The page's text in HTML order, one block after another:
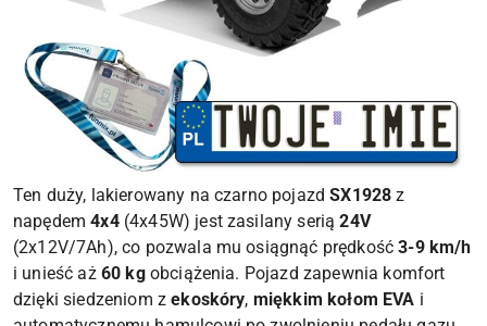
Ten duży, lakierowany na czarno pojazdSX1928 z
napędem4x4(4x45W) jest zasilany serią24V
(2x12V/7Ah), co pozwala mu osiągnąć prędkość3-9 km/h
i unieść aż 60 kgobciążenia. Pojazd zapewnia komfort
dzięki siedzeniom zekoskóry, miękkim kołom EVA i